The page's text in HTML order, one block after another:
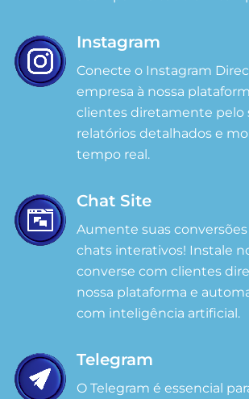
Instagram
Conecte o Instagram
empresa à nossa
clientes diretamente pelo
relatórios detalhados e
tempo real.
Chat Site
Aumente suas
chats interativos! Instale
converse com clientes
nossa plataforma e
com inteligência artificial.
Telegram
O Telegram é essencial